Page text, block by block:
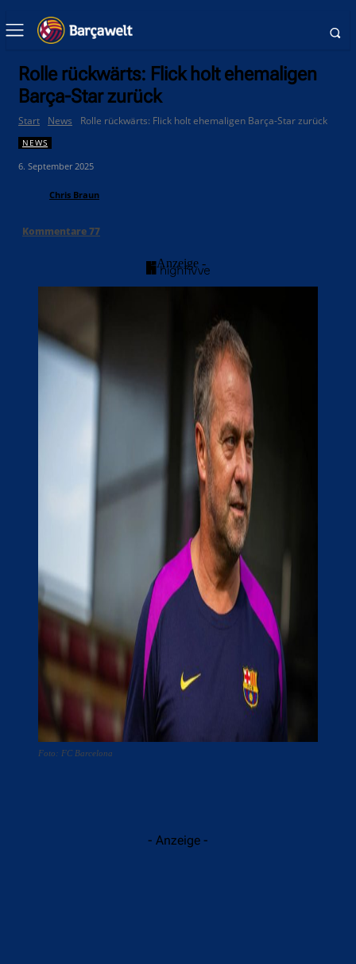
Rolle rückwärts: Flick holt ehemaligen
Barça-Star zurück
Start News Rolle rückwärts: Flick holt ehemaligen Barça-Star zurück
NEWS
6. September 2025
Chris Braun
Kommentare77
- Anzeige -
Foto: FC Barcelona
- Anzeige -